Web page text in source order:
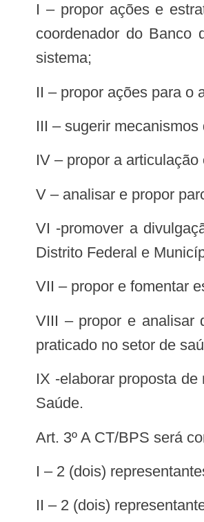
I – propor ações e estratégias ao Departamento de Economia da Saúde, Investimentos e Desenvolvimento (DESID/SE/MS),
coordenador do Banco
sistema;
II – propor ações para
III – sugerir
IV – propor a
V – analisar e propor
VI -promover a divulgação do BPS junto aos gestores doSistema Único de Saúde (SUS) para ampliar a adesão de Estados,
Distrito Federal e
VII – propor e fomentar
VIII – propor e analisar demandas que envolvam a inclusão, na base de dados do BPS, de informações correlatas ao preço
praticado no setor de
IX -elaborar proposta de regimento interno para seu funcionamento, para aprovação por ato específico do Ministro de Estado da
Saúde.
Art. 3º A CT/BPS será
I – 2 (dois)
II – 2 (dois)